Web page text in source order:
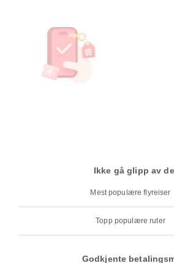
Ikke gå glipp av
Mest populære flyreiser
Topp populære ruter
Godkjente